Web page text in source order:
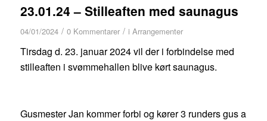
23.01.24 – Stilleaften med saunagus
04/01/2024 / 0 Kommentarer / i Arrangementer
Tirsdag d. 23. januar 2024 vil der i forbindelse med
stilleaften i svømmehallen blive kørt saunagus.
Gusmester Jan kommer forbi og kører 3 runders gus a